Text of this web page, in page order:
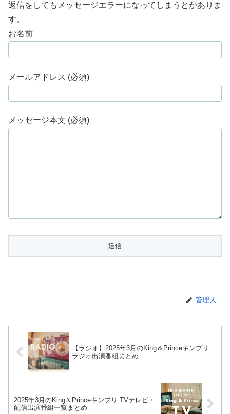
返信をしてもメッセージエラーになってしまうとがありま
す。
お名前
メールアドレス (必須)
メッセージ本文 (必須)
管理人
【ラジオ】2025年3月のKing＆Princeキンプリ
ラジオ出演番組まとめ
2025年3月のKing＆Princeキンプリ TVテレビ・
配信出演番組一覧まとめ